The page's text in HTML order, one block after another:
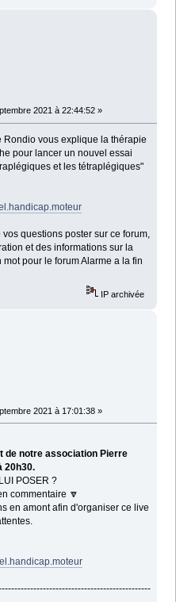
2021 à 22:44:52 »
Rondio vous explique la thérapie
pour lancer un nouvel essai
et les tétraplégiques"
questions poster sur ce forum,
et des informations sur la
pour le forum Alarme a la fin
IP archivée
2021 à 17:01:38 »
de notre association Pierre
20h30.
POSER ?
commentaire 🔽
en amont afin d'organiser ce live